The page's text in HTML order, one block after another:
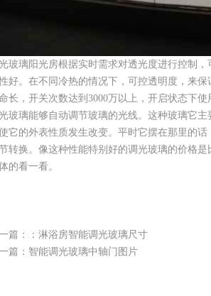
玻璃阳光房根据实时需求对透光度进行控制
好。在不同冷热的情况下，可控透明度，来
长，开关次数达到3000万以上，开启状态下使
玻璃能够自动调节玻璃的光线。这种玻璃它
它的外表性质发生改变。平时它摆在那里的
转换。像这种性能特别好的调光玻璃的价格
的看一看。
篇：： 淋浴房智能调光玻璃尺寸
篇： 智能调光玻璃中轴门图片